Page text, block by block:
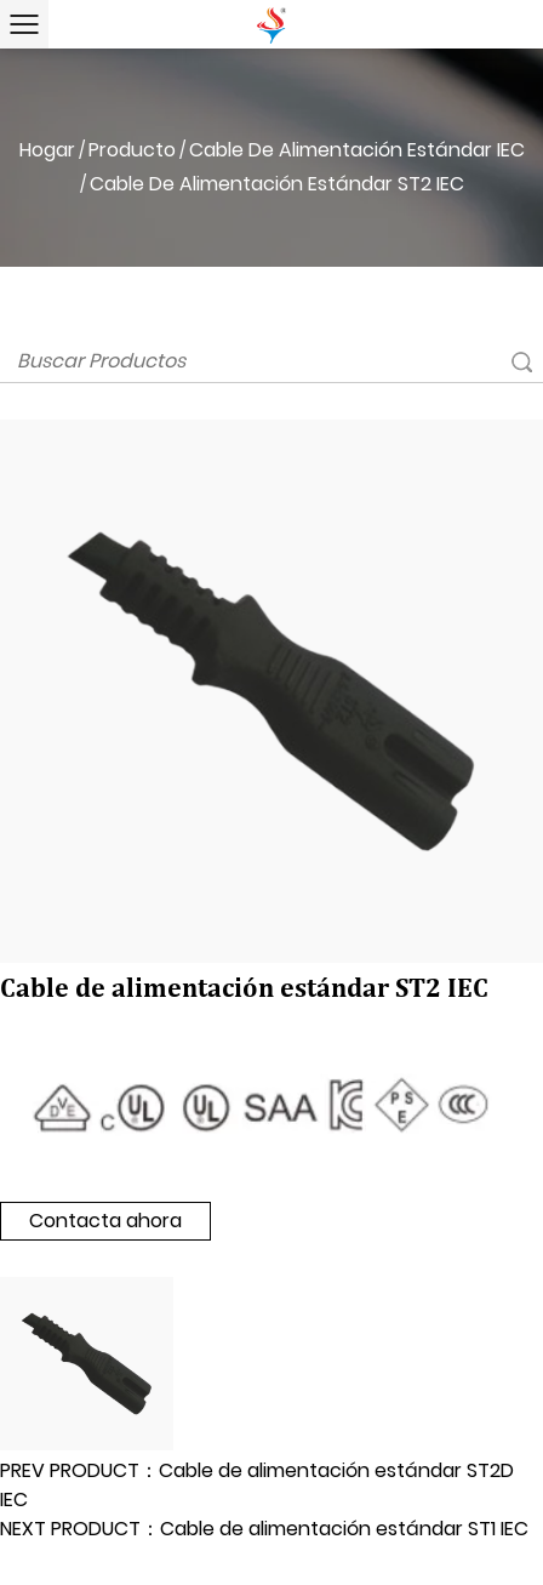
Hogar/Producto /Cable De Alimentación Estándar IEC
/Cable De Alimentación Estándar ST2 IEC
Cable de alimentación estándar ST2 IEC
Contacta ahora
PREV PRODUCT：Cable de alimentación estándar ST2D
IEC
NEXT PRODUCT：Cable de alimentación estándar ST1 IEC